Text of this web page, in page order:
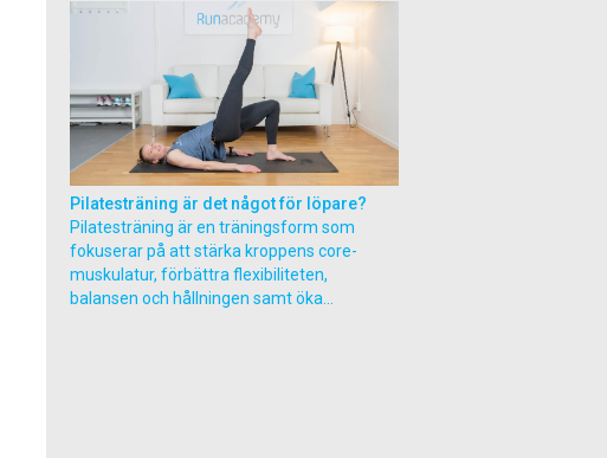
Pilatesträning är det något för löpare?
Pilatesträning är en träningsform som
fokuserar på att stärka kroppens core-
muskulatur, förbättra flexibiliteten,
balansen och hållningen samt öka...